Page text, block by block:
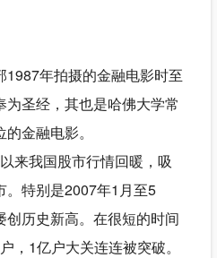
年拍摄的金融电影时至
圣经，其也是哈佛大学常
金融电影。
来我国股市行情回暖，吸
。特别是2007年1月至5
创历史新高。在很短的时间
，1亿户大关连连被突破。